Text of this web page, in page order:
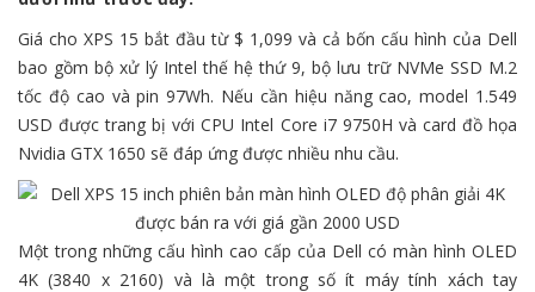
Giá cho XPS 15 bắt đầu từ $ 1,099 và cả bốn cấu hình của Dell
bao gồm bộ xử lý Intel thế hệ thứ 9, bộ lưu trữ NVMe SSD M.2
tốc độ cao và pin 97Wh. Nếu cần hiệu năng cao, model 1.549
USD được trang bị với CPU Intel Core i7 9750H và card đồ họa
Nvidia GTX 1650 sẽ đáp ứng được nhiều nhu cầu.
Một trong những cấu hình cao cấp của Dell có màn hình OLED
4K (3840 x 2160) và là một trong số ít máy tính xách tay